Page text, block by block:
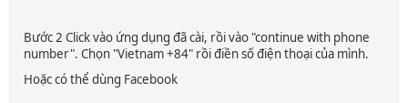
Bước 2 Click vào ứng dụng đã cài, rồi vào "continue with phone
number". Chọn "Vietnam +84" rồi điền số điện thoại của mình.
Hoặc có thể dùng Facebook